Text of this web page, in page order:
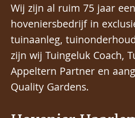
Wij zijn al ruim 75 jaar
hoveniersbedrijf in
tuinaanleg,
zijn wij Tuingeluk Coach,
Appeltern Partner en
Quality Gardens.